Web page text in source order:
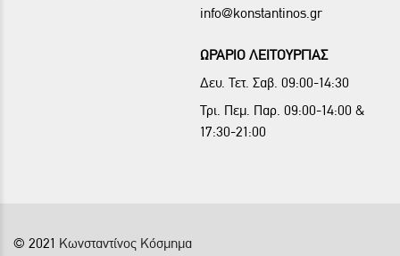
info@konstantinos.gr
ΩΡΑΡΙΟ ΛΕΙΤΟΥΡΓΙΑΣ
Δευ. Τετ. Σαβ. 09:00-14:30
Τρι. Πεμ. Παρ. 09:00-14:00 &
17:30-21:00
© 2021 Κωνσταντίνος Κόσμημα